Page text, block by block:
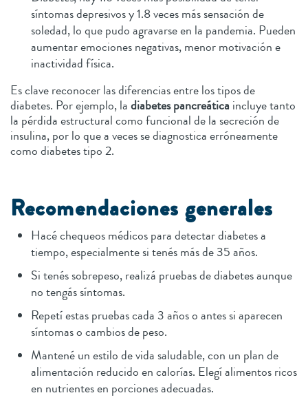
síntomas depresivos y 1.8 veces más sensación de
soledad, lo que pudo agravarse en la pandemia. Pueden
aumentar emociones negativas, menor motivación e
inactividad física.
Es clave reconocer las diferencias entre los tipos de
diabetes. Por ejemplo, ladiabetes pancreática incluye tanto
la pérdida estructural como funcional de la secreción de
insulina, por lo que a veces se diagnostica erróneamente
como diabetes tipo 2.
Recomendaciones generales
Hacé chequeos médicos para detectar diabetes a
tiempo, especialmente si tenés más de 35 años.
Si tenés sobrepeso, realizá pruebas de diabetes aunque
no tengás síntomas.
Repetí estas pruebas cada 3 años o antes si aparecen
síntomas o cambios de peso.
Mantené un estilo de vida saludable, con un plan de
alimentación reducido en calorías. Elegí alimentos ricos
en nutrientes en porciones adecuadas.